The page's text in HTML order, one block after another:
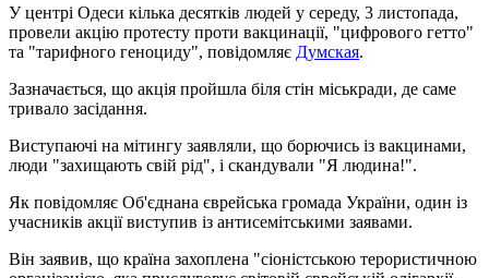
У центрі Одеси кілька десятків людей у ​​середу, 3 листопада,
провели акцію протесту проти вакцинації, "цифрового гетто"
та "тарифного геноциду", повідомляє Думская.
Зазначається, що акція пройшла біля стін міськради, де саме
тривало засідання.
Виступаючі на мітингу заявляли, що борючись із вакцинами,
люди "захищають свій рід", і скандували "Я людина!".
Як повідомляє Об'єднана єврейська громада України, один із
учасників акції виступив із антисемітськими заявами.
Він заявив, що країна захоплена "сіоністською терористичною